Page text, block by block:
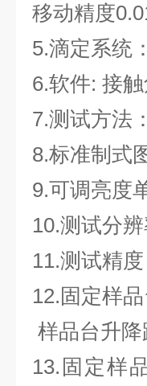
移动精度
5.滴定系统
6.软件: 接
7.测试方法
8.标准制式
9.可调亮度
10.测试分
11.测试精度
12.固定样
样品台升
13.固定样